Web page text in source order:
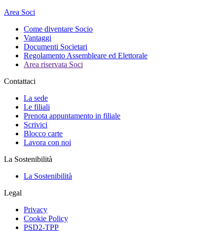
Area Soci
Come diventare Socio
Vantaggi
Documenti Societari
Regolamento Assembleare ed Elettorale
Area riservata Soci
Contattaci
La sede
Le filiali
Prenota appuntamento in filiale
Scrivici
Blocco carte
Lavora con noi
La Sostenibilità
La Sostenibilità
Legal
Privacy
Cookie Policy
PSD2-TPP